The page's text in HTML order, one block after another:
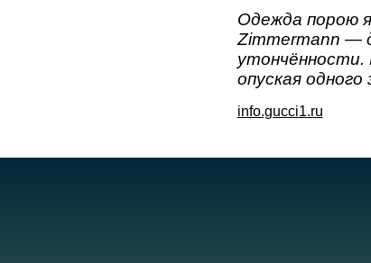
Одежда порою
Zimmermann —
опуская одного
info.gucci1.ru